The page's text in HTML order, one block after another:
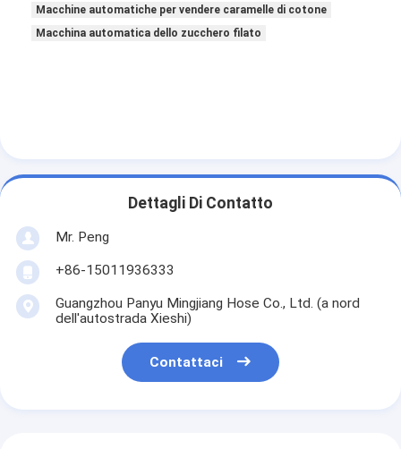
Macchine automatiche per vendere caramelle di cotone
Macchina automatica dello zucchero filato
Dettagli Di Contatto
Mr. Peng
+86-15011936333
Guangzhou Panyu Mingjiang Hose Co., Ltd. (a nord
dell'autostrada Xieshi)
Contattaci